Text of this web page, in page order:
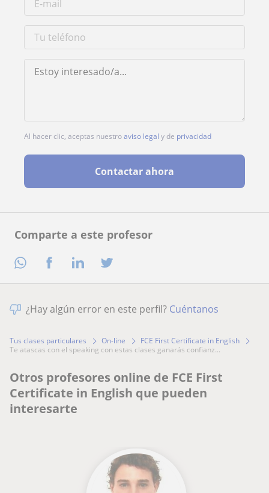
Comparte a este profesor
Al hacer clic, aceptas nuestroaviso legal y de privacidad
Contactar ahora
¿Hay algún error en este perfil? Cuéntanos
Tus clases particulares On-line
FCE First Certificate in English
te atascas con el speaking con estas clases ganarás confianz...
Otros profesores online de FCE First
Certificate in English que pueden
interesarte